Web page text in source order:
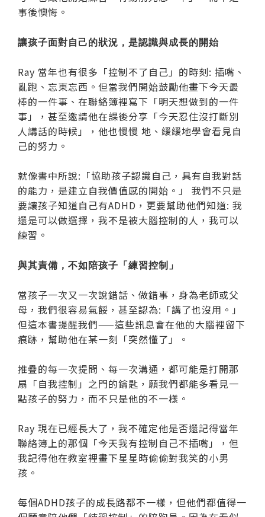
事後懊悔。
讓孩子面對自己的狀況，是認識與成長的開始
Ray 當年也有很多「控制不了自己」的時刻: 插嘴、
亂跑、忘東忘西。但當我們開始鼓勵他畫下今天最
棒的一件事、在聯絡簿裡寫下「明天想做到的一件
事」，甚至邀請他在課後分享「今天忍住沒打斷別
人講話的時候」，他也慢慢 地、緩緩地學會看見自
己的努力。
就像書中所說:「協助孩子認識自己，具有自我對話
的能力，是建立自我價值感的開始。」 我們不只是
要讓孩子知道自己有ADHD，更要幫助他們知道: 我
還是可以做選擇，我不是被大腦控制的人，我可以
練習。
與其責備，不如陪孩子「練習控制」
當孩子一次又一次說錯話、做錯事，身為老師或父
母，我們很容易氣餒，甚至認為:「講了也沒用。」
但這本書提醒我們——這些訊息會在他的大腦裡留下
痕跡，幫助他在某一刻「突然懂了」。
推疊的每一次提問、每一次溝通，都可能是打開那
扇「自我控制」之門的鑰匙，願我們都能多看見一
點孩子的努力，而不只是他的不一樣。
Ray 現在已經長大了，我不確定他是否還記得當年
聯絡簿上的那個「今天我有控制自己不插嘴」，但
我記得他在教室裡畫下星星時偷偷對我笑的小男
孩。
每個ADHD孩子的成長路都不一樣，但他們都值得一